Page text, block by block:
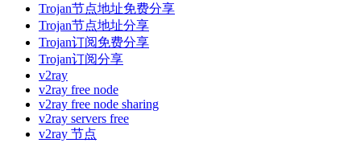
Trojan节点地址免费分享
Trojan节点地址分享
Trojan订阅免费分享
Trojan订阅分享
v2ray
v2ray free node
v2ray free node sharing
v2ray servers free
v2ray 节点